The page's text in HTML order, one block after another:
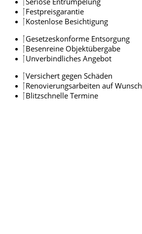
Festpreisgarantie
Kostenlose Besichtigung
Gesetzeskonforme Entsorgung
Besenreine Objektübergabe
Unverbindliches Angebot
Versichert gegen Schäden
Renovierungsarbeiten auf Wunsch
Blitzschnelle Termine